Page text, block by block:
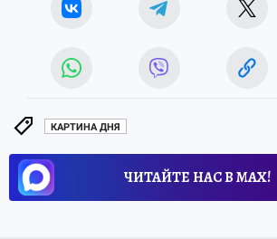
КАРТИНА ДНЯ
ЧИТАЙТЕ НАС В МАХ!